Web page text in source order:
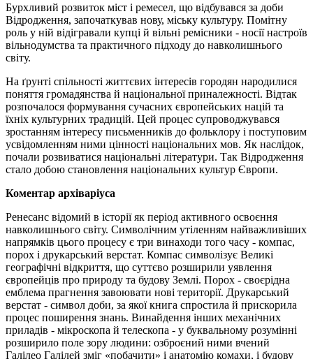
Бурхливий розвиток міст і ремесел, що відбувався за доби
Відродження, започаткував нову, міську культуру. Помітну
роль у ній відігравали купці й вільні ремісники - носії настроїв
вільнодумства та практичного підходу до навколишнього
світу.
На ґрунті спільності життєвих інтересів городян народилися
поняття громадянства й національної приналежності. Відтак
розпочалося формування сучасних європейських націй та
їхніх культурних традицій. Цей процес супроводжувався
зростанням інтересу письменників до фольклору і поступовим
усвідомленням ними цінності національних мов. Як наслідок,
почали розвиватися національні літератури. Так Відродження
стало добою становлення національних культур Європи.
Коментар архіваріуса
Ренесанс відомий в історії як період активного освоєння
навколишнього світу. Символічним утіленням найважливіших
напрямків цього процесу є три винаходи того часу - компас,
порох і друкарський верстат. Компас символізує Великі
географічні відкриття, що суттєво розширили уявлення
європейців про природу та будову Землі. Порох - своєрідна
емблема прагнення завоювати нові території. Друкарський
верстат - символ доби, за якої книга спростила й прискорила
процес поширення знань. Винайдення інших механічних
приладів - мікроскопа й телескопа - у буквальному розумінні
розширило поле зору людини: озброєний ними вчений
Галілео Галілей зміг «побачити» і анатомію комахи, і будову